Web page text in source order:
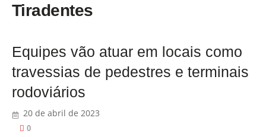
Tiradentes
Equipes vão atuar em locais como
travessias de pedestres e terminais
rodoviários
20 de abril de 2023
0